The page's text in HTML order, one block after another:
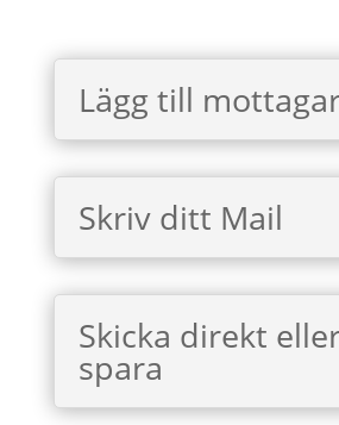
Lägg till
Skriv ditt Mail
Skicka direkt
spara